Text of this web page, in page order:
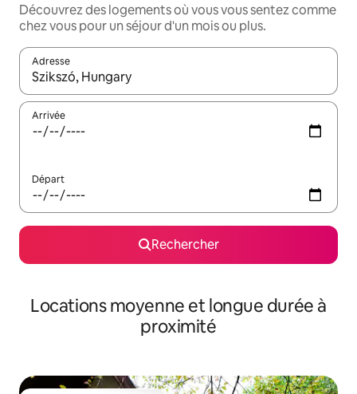
Découvrez des logements où vous vous sentez comme
chez vous pour un séjour d'un mois ou plus.
Adresse
Lorsque les résultats s'affichent, utilisez les flèches vers le
Arrivée
Départ
Rechercher
Locations moyenne et longue durée à
proximité